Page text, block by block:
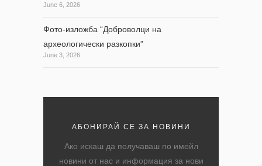
June 6, 2026
Фото-изложба “Доброволци на
археологически разкопки”
June 3, 2026
АБОНИРАЙ СЕ ЗА НОВИНИ
Ако искаш да получаваш по имейл
новини от нас и информация за нови